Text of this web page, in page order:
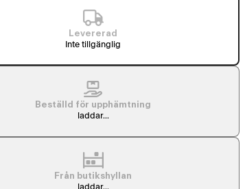
Levererad
Inte tillgänglig
Beställd för upphämtning
laddar...
Från butikshyllan
laddar...